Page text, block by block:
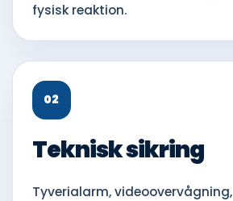
fysisk reaktion.
02
Teknisk sikring
Tyverialarm, videoovervågning,